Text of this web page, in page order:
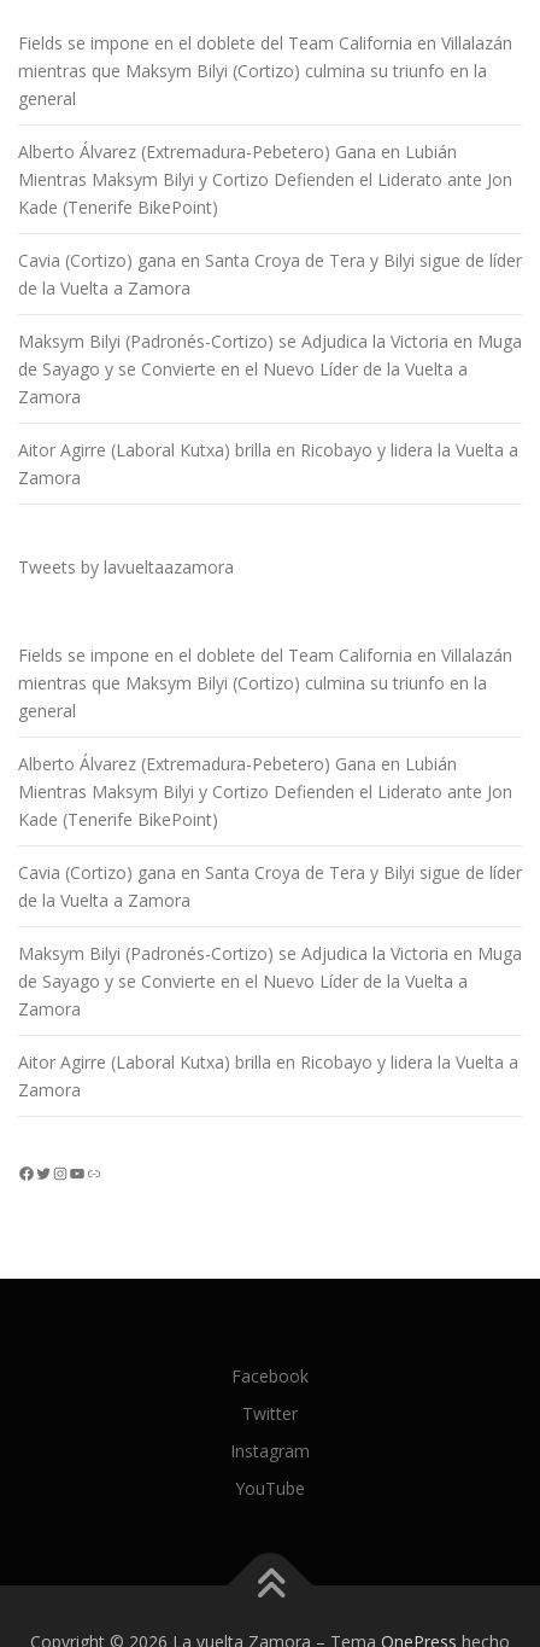
Fields se impone en el doblete del Team California en Villalazán
mientras que Maksym Bilyi (Cortizo) culmina su triunfo en la
general
Alberto Álvarez (Extremadura-Pebetero) Gana en Lubián
Mientras Maksym Bilyi y Cortizo Defienden el Liderato ante Jon
Kade (Tenerife BikePoint)
Cavia (Cortizo) gana en Santa Croya de Tera y Bilyi sigue de líder
de la Vuelta a Zamora
Maksym Bilyi (Padronés-Cortizo) se Adjudica la Victoria en Muga
de Sayago y se Convierte en el Nuevo Líder de la Vuelta a
Zamora
Aitor Agirre (Laboral Kutxa) brilla en Ricobayo y lidera la Vuelta a
Zamora
Tweets by lavueltaazamora
Fields se impone en el doblete del Team California en Villalazán
mientras que Maksym Bilyi (Cortizo) culmina su triunfo en la
general
Alberto Álvarez (Extremadura-Pebetero) Gana en Lubián
Mientras Maksym Bilyi y Cortizo Defienden el Liderato ante Jon
Kade (Tenerife BikePoint)
Cavia (Cortizo) gana en Santa Croya de Tera y Bilyi sigue de líder
de la Vuelta a Zamora
Maksym Bilyi (Padronés-Cortizo) se Adjudica la Victoria en Muga
de Sayago y se Convierte en el Nuevo Líder de la Vuelta a
Zamora
Aitor Agirre (Laboral Kutxa) brilla en Ricobayo y lidera la Vuelta a
Zamora
Facebook Twitter InstagramYouTube Enlace
Facebook
Twitter
Instagram
YouTube
Copyright © 2026 La vuelta Zamora – Tema OnePress hecho